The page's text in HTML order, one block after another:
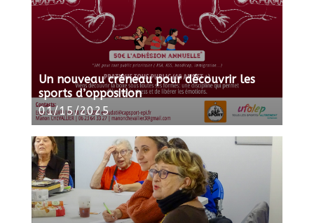
Un nouveau créneau pour découvrir les
sports d’opposition
01/15/2025